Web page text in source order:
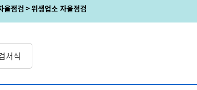
율점검 위생업소 자율점검
서식